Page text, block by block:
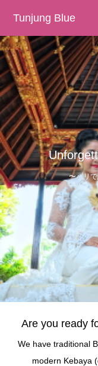
Tunjung Blue
〜バリ
Are you ready
We have traditional
modern Kebaya